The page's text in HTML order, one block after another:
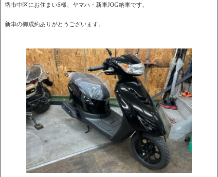
堺市中区にお住まいS様、ヤマハ・新車JOG納車です。
新車の御成約ありがとうございます。